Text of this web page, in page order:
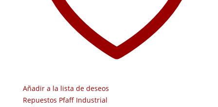
Añadir a la lista de deseos
Repuestos Pfaff Industrial